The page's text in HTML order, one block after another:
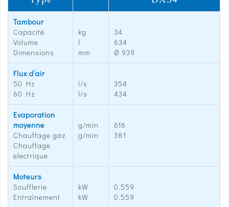
Tambour
Capacité
Volume
Dimensions
kg
l
mm
34
634
Ø 939
Flux d’air
50 Hz
60 Hz
l/s
l/s
354
434
Evaporation
moyenne
Chauffage gaz
Chauffage
electrique
g/min
g/min
616
381
Moteurs
Soufflerie
Entraînement
kW
kW
0,559
0,559